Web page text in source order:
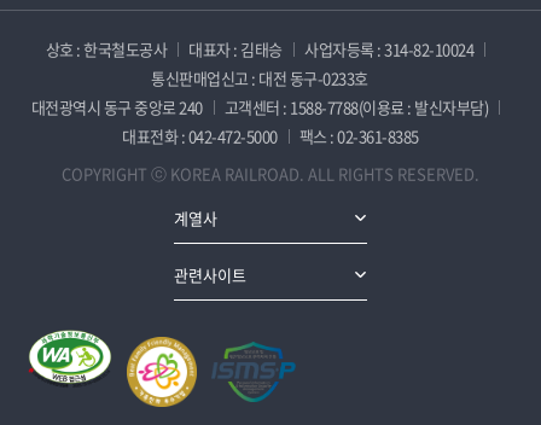
상호 : 한국철도공사 대표자 : 김태승
사업자등록 : 314-82-10024
통신판매업신고 : 대전 동구-0233호
대전광역시 동구 중앙로 240
고객센터 : 1588-7788(이용료 : 발신자부담)
대표전화 : 042-472-5000
팩스 : 02-361-8385
COPYRIGHT ⓒ KOREA RAILROAD. ALL RIGHTS RESERVED.
계열사
관련사이트